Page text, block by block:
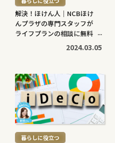
>
解決！ほけん人｜NCBほけ
んプラザの専門スタッフが
ライフプランの相談に無料
2024.03.05
続
き
を
読
む
> 暮らしに役立つ